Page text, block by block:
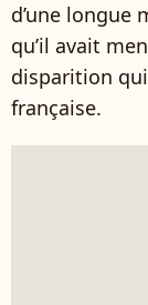
d’une longue
qu’il avait
disparition
française.